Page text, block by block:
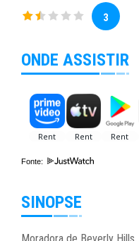
3
ONDE ASSISTIR
Fonte:
SINOPSE